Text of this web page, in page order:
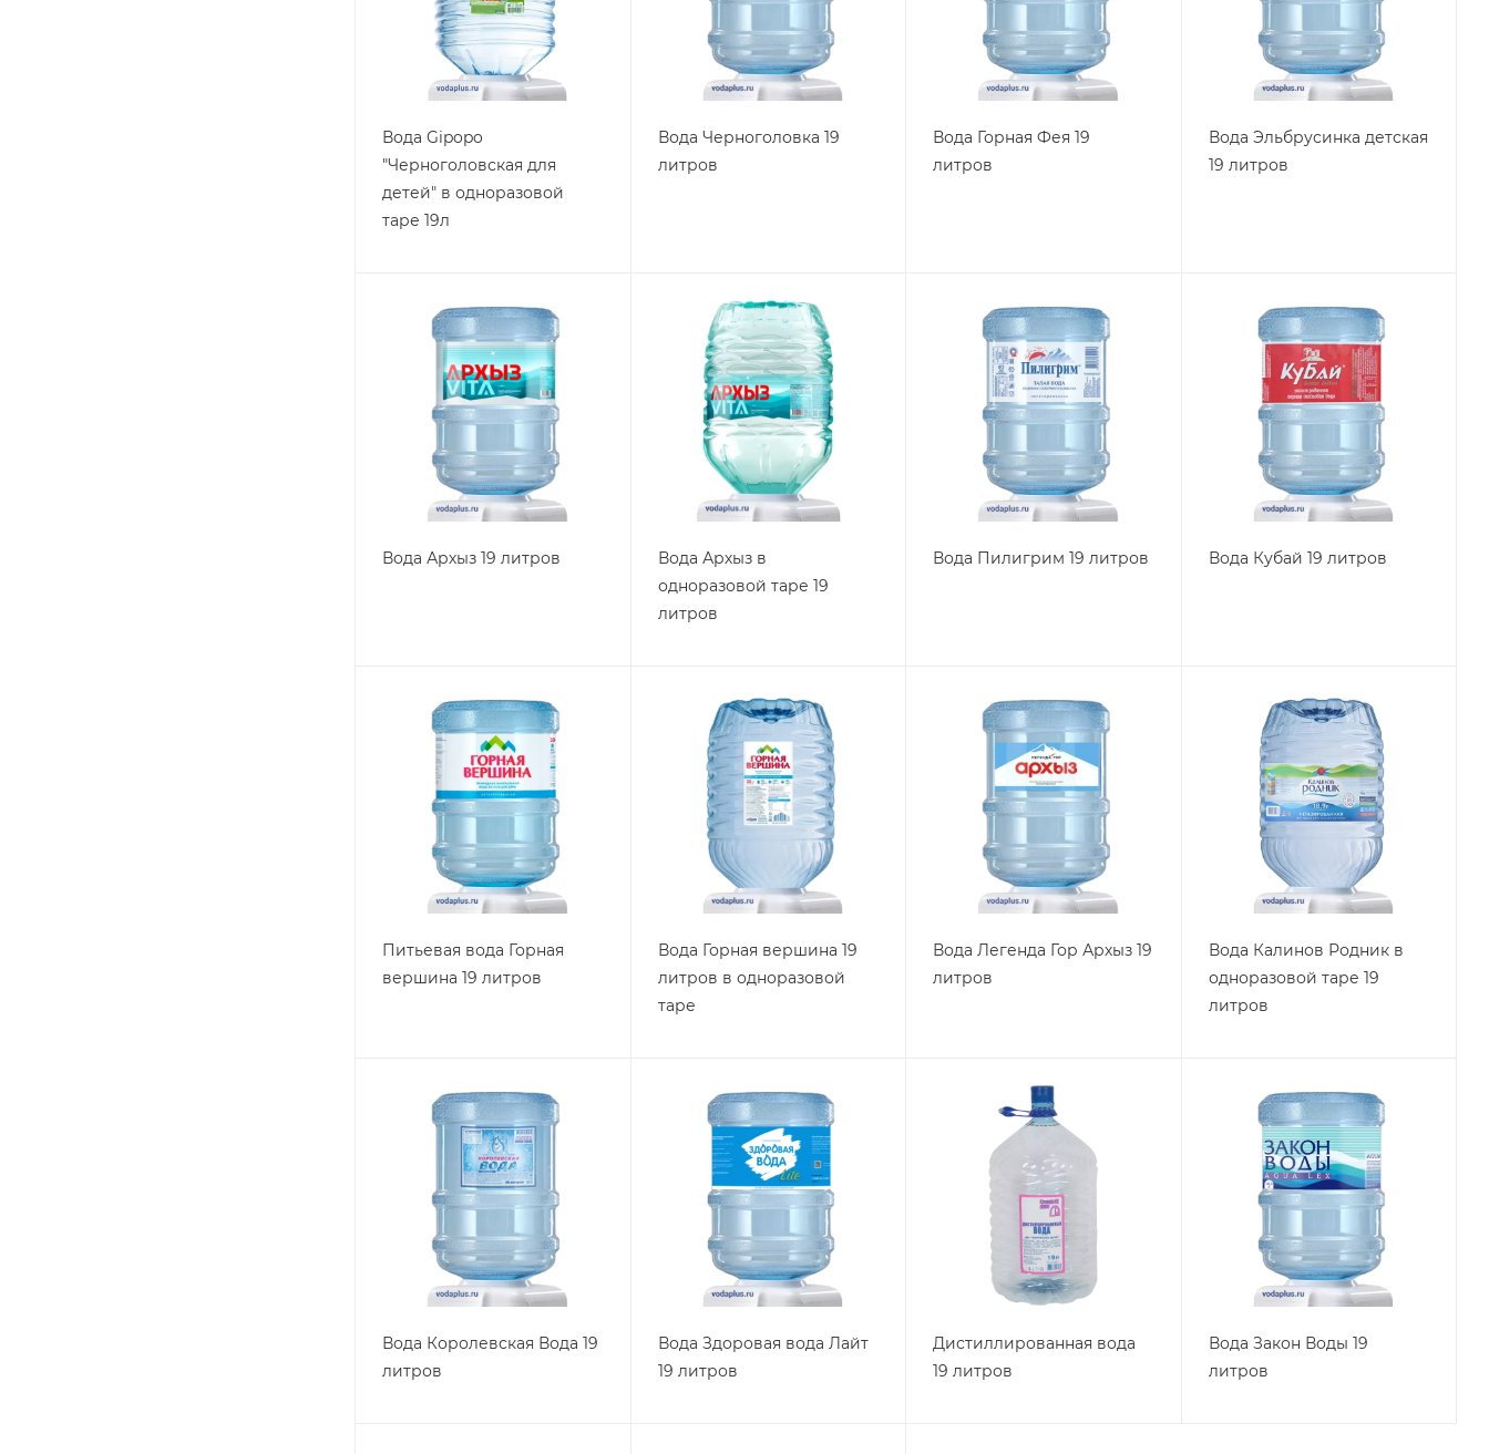
Вода Gipopo
"Черноголовская для
детей" в одноразовой
таре 19л
Вода Черноголовка 19
литров
Вода Горная Фея 19
литров
Вода Эльбрусинка детская
19 литров
Вода Архыз 19 литров
Вода Архыз в
одноразовой таре 19
литров
Вода Пилигрим 19 литров Вода Кубай 19 литров
Питьевая вода Горная
вершина 19 литров
Вода Горная вершина 19
литров в одноразовой
таре
Вода Легенда Гор Архыз 19
литров
Вода Калинов Родник в
одноразовой таре 19
литров
Вода Королевская Вода 19
литров
Вода Здоровая вода Лайт
19 литров
Дистиллированная вода
19 литров
Вода Закон Воды 19
литров